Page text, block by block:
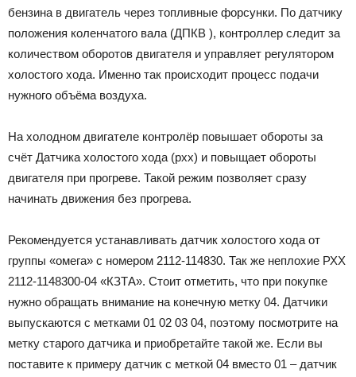
бензина в двигатель через топливные форсунки. По датчику
положения коленчатого вала (ДПКВ ), контроллер следит за
количеством оборотов двигателя и управляет регулятором
холостого хода. Именно так происходит процесс подачи
нужного объёма воздуха.
На холодном двигателе контролёр повышает обороты за
счёт Датчика холостого хода (рхх) и повыщает обороты
двигателя при прогреве. Такой режим позволяет сразу
начинать движения без прогрева.
Рекомендуется устанавливать датчик холостого хода от
группы «омега» с номером 2112-114830. Так же неплохие РХХ
2112-1148300-04 «КЗТА». Стоит отметить, что при покупке
нужно обращать внимание на конечную метку 04. Датчики
выпускаются с метками 01 02 03 04, поэтому посмотрите на
метку старого датчика и приобретайте такой же. Если вы
поставите к примеру датчик с меткой 04 вместо 01 – датчик